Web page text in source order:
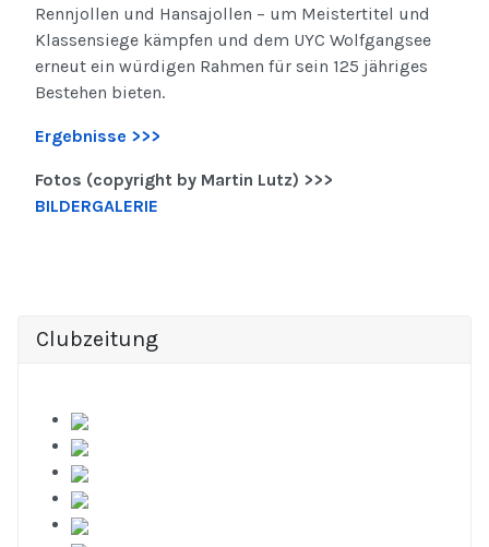
Rennjollen und Hansajollen – um Meistertitel und
Klassensiege kämpfen und dem UYC Wolfgangsee
erneut ein würdigen Rahmen für sein 125 jähriges
Bestehen bieten.
Ergebnisse >>>
Fotos (copyright by Martin Lutz) >>>
BILDERGALERIE
Clubzeitung